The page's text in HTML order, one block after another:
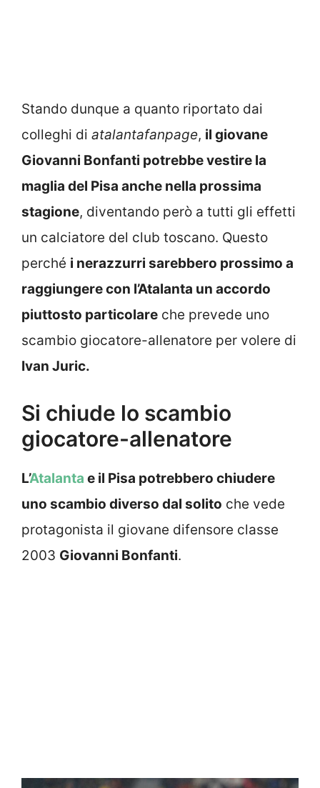
Stando dunque a quanto riportato dai
colleghi di atalantafanpage, il giovane
Giovanni Bonfanti potrebbe vestire la
maglia del Pisa anche nella prossima
stagione, diventando però a tutti gli effetti
un calciatore del club toscano. Questo
perché i nerazzurri sarebbero prossimo a
raggiungere con l’Atalanta un accordo
piuttosto particolare che prevede uno
scambio giocatore-allenatore per volere di
Ivan Juric.
Si chiude lo scambio
giocatore-allenatore
L’Atalanta e il Pisa potrebbero chiudere
uno scambio diverso dal solito che vede
protagonista il giovane difensore classe
2003 Giovanni Bonfanti.